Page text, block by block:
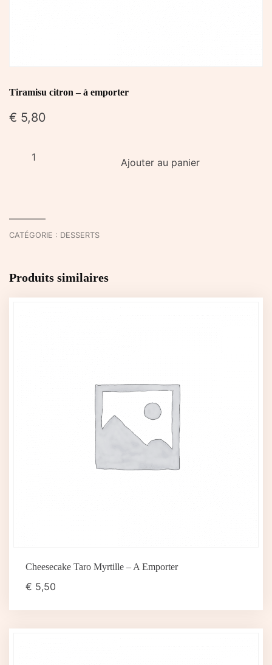
Tiramisu citron – à emporter
€ 5,80
quantité
emporter
Ajouter au panier
CATÉGORIE : DESSERTS
Produits similaires
Cheesecake Taro Myrtille – A Emporter
€ 5,50